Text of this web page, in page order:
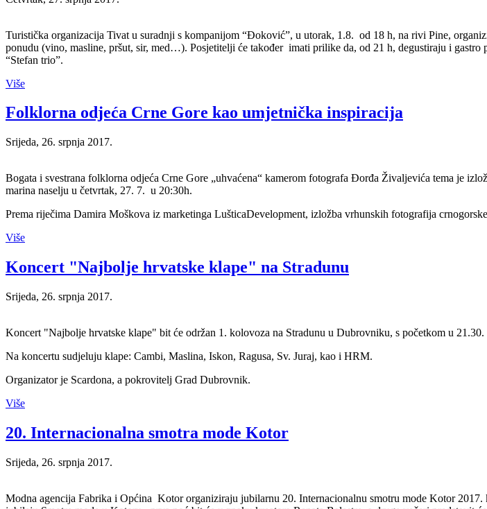
Turistička organizacija Tivat u suradnji s kompanijom “Đoković”, u utorak, 1.8. od 18 h, na rivi Pine,
ponudu (vino, masline, pršut, sir, med…). Posjetitelji će također imati prilike da, od 21 h, degustiraju i
“Stefan trio”.
Više
Folklorna odjeća Crne Gore kao umjetnička inspiracija
Srijeda, 26. srpnja 2017.
Bogata i svestrana folklorna odjeća Crne Gore „uhvaćena“ kamerom fotografa Đorđa Živaljevića tema je
marina naselju u četvrtak, 27. 7. u 20:30h.
Prema riječima Damira Moškova iz marketinga LušticaDevelopment, izložba vrhunskih fotografija
Više
Koncert "Najbolje hrvatske klape" na Stradunu
Srijeda, 26. srpnja 2017.
Koncert "Najbolje hrvatske klape" bit će održan 1. kolovoza na Stradunu u Dubrovniku, s početkom u 21.30.
Na koncertu sudjeluju klape: Cambi, Maslina, Iskon, Ragusa, Sv. Juraj, kao i HRM.
Organizator je Scardona, a pokrovitelj Grad Dubrovnik.
Više
20. Internacionalna smotra mode Kotor
Srijeda, 26. srpnja 2017.
Modna agencija Fabrika i Općina Kotor organiziraju jubilarnu 20. Internacionalnu smotru mode Kotor